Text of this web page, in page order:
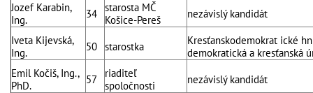
Jozef Karabin,
Ing.
34 starosta MČ
Košice-Pereš
nezávislý kandidát
Iveta Kijevská,
Ing.
50 starostka
Kresťanskodemokrat ické
demokratická a kresťanská
Emil Kočiš, Ing.,
PhD.
57
riaditeľ
spoločnosti
nezávislý kandidát